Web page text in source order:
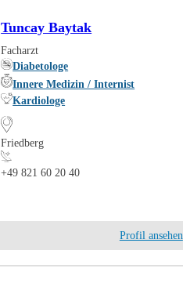
Tuncay Baytak
Facharzt
Diabetologe
Innere Medizin / Internist
Kardiologe
Friedberg
+49 821 60 20 40
Profil ansehen